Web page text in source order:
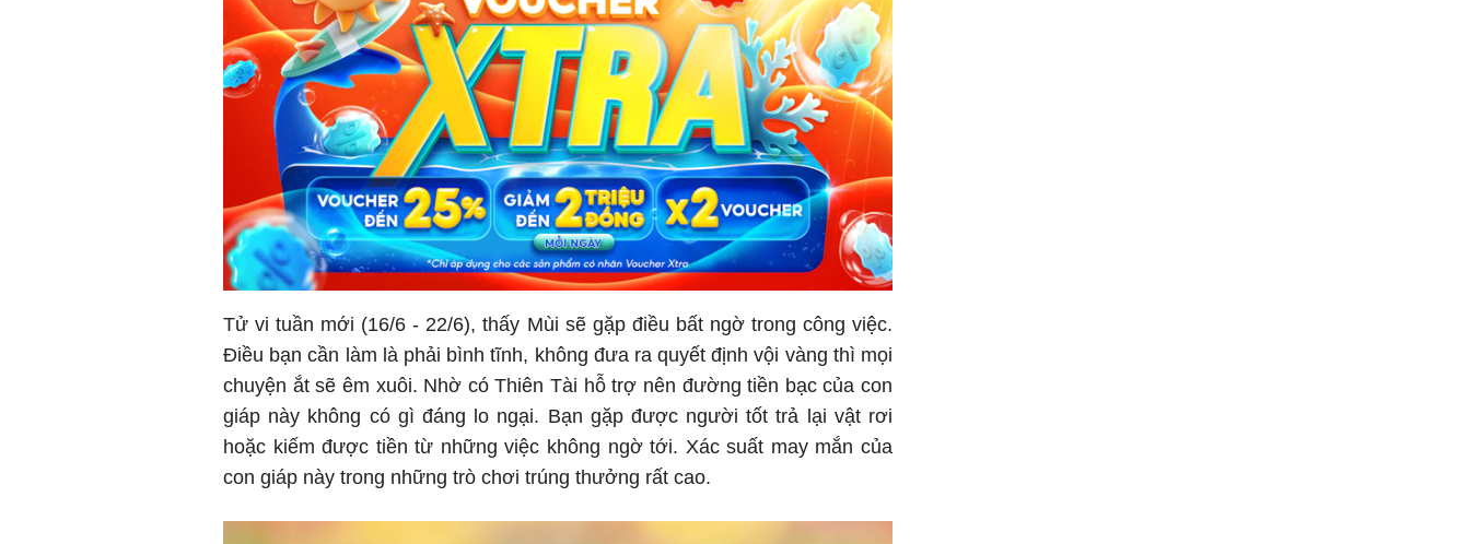
Tử vi tuần mới (16/6 - 22/6), thấy Mùi sẽ gặp điều bất ngờ trong công việc.
Điều bạn cần làm là phải bình tĩnh, không đưa ra quyết định vội vàng thì mọi
chuyện ắt sẽ êm xuôi. Nhờ có Thiên Tài hỗ trợ nên đường tiền bạc của con
giáp này không có gì đáng lo ngại. Bạn gặp được người tốt trả lại vật rơi
hoặc kiếm được tiền từ những việc không ngờ tới. Xác suất may mắn của
con giáp này trong những trò chơi trúng thưởng rất cao.